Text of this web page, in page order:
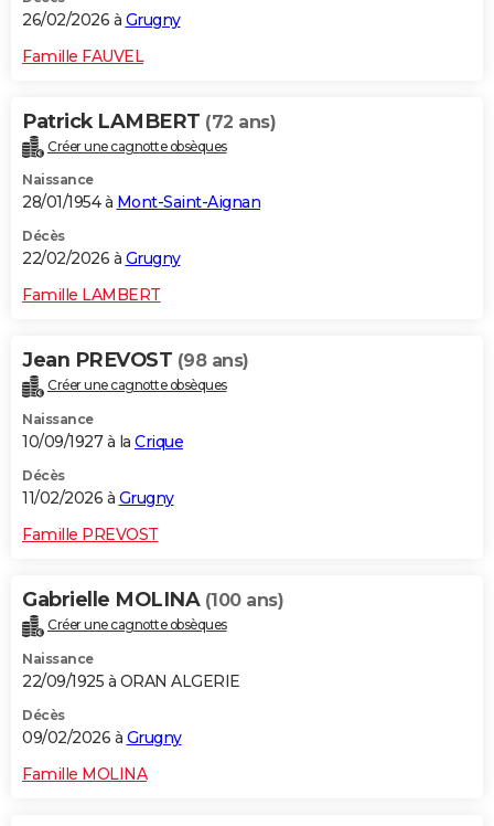
26/02/2026 à Grugny
Famille FAUVEL
Patrick LAMBERT (72 ans)
Créer une cagnotte obsèques
Naissance
28/01/1954 à Mont-Saint-Aignan
Décès
22/02/2026 à Grugny
Famille LAMBERT
Jean PREVOST (98 ans)
Créer une cagnotte obsèques
Naissance
10/09/1927 à la Crique
Décès
11/02/2026 à Grugny
Famille PREVOST
Gabrielle MOLINA (100 ans)
Créer une cagnotte obsèques
Naissance
22/09/1925 à ORAN ALGERIE
Décès
09/02/2026 à Grugny
Famille MOLINA